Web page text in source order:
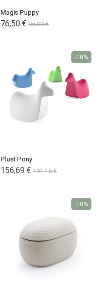
Magis Puppy
76,50 € 85,00 €
Plust Pony
156,69 € 191,16 €
-18%
-10%